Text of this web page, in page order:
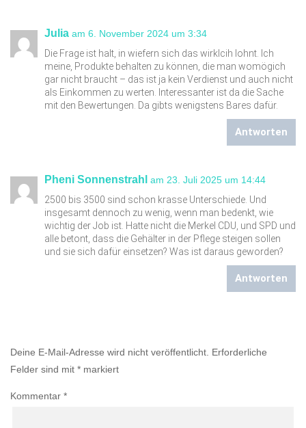
Julia am 6. November 2024 um 3:34
Die Frage ist halt, in wiefern sich das wirklcih lohnt. Ich
meine, Produkte behalten zu können, die man womögich
gar nicht braucht – das ist ja kein Verdienst und auch nicht
als Einkommen zu werten. Interessanter ist da die Sache
mit den Bewertungen. Da gibts wenigstens Bares dafür.
Antworten
Pheni Sonnenstrahl am 23. Juli 2025 um 14:44
2500 bis 3500 sind schon krasse Unterschiede. Und
insgesamt dennoch zu wenig, wenn man bedenkt, wie
wichtig der Job ist. Hatte nicht die Merkel CDU, und SPD und
alle betont, dass die Gehälter in der Pflege steigen sollen
und sie sich dafür einsetzen? Was ist daraus geworden?
Antworten
Deine E-Mail-Adresse wird nicht veröffentlicht. Erforderliche
Felder sind mit * markiert
Kommentar *